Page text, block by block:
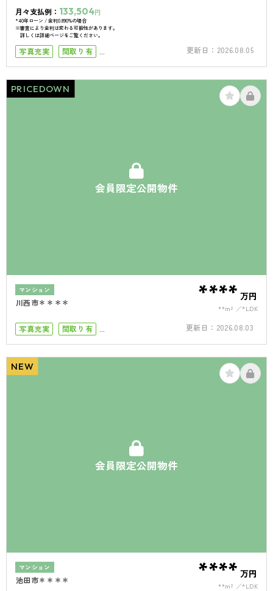
月々支払例： 133,504円
*40年ローン / 金利0.890%の場合
※審査により金利は変わる可能性があります。
詳しくは詳細ページをご覧ください。
写真充実
間取り有
駐車場１台
更新日： 2026.08.05
会員限定公開物件
PRICEDOWN
マンション
川西市＊＊＊＊ **** 万円
**m² *LDK
写真充実
間取り有
オートロック
更新日： 2026.08.03
会員限定公開物件
NEW
マンション
池田市＊＊＊＊ **** 万円
**m² *LDK